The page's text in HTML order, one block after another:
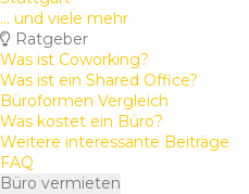
... und viele mehr
Ratgeber
Was ist Coworking?
Was ist ein Shared Office?
Büroformen Vergleich
Was kostet ein Büro?
Weitere interessante Beiträge
FAQ
Büro vermieten